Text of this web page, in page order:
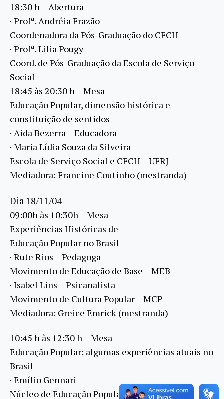
18:30 h – Abertura
· Profª. Andréia Frazão
Coordenadora da Pós-Graduação do CFCH
· Profª. Lilia Pougy
Coord. de Pós-Graduação da Escola de Serviço
Social
18:45 às 20:30 h – Mesa
Educação Popular, dimensão histórica e
constituição de sentidos
· Aida Bezerra – Educadora
· Maria Lídia Souza da Silveira
Escola de Serviço Social e CFCH – UFRJ
Mediadora: Francine Coutinho (mestranda)
Dia 18/11/04
09:00h às 10:30h – Mesa
Experiências Históricas de
Educação Popular no Brasil
· Rute Rios – Pedagoga
Movimento de Educação de Base – MEB
· Isabel Lins – Psicanalista
Movimento de Cultura Popular – MCP
Mediadora: Greice Emrick (mestranda)
10:45 h às 12:30 h – Mesa
Educação Popular: algumas experiências atuais no
Brasil
· Emílio Gennari
Núcleo de Educação Popular 13 de Maio